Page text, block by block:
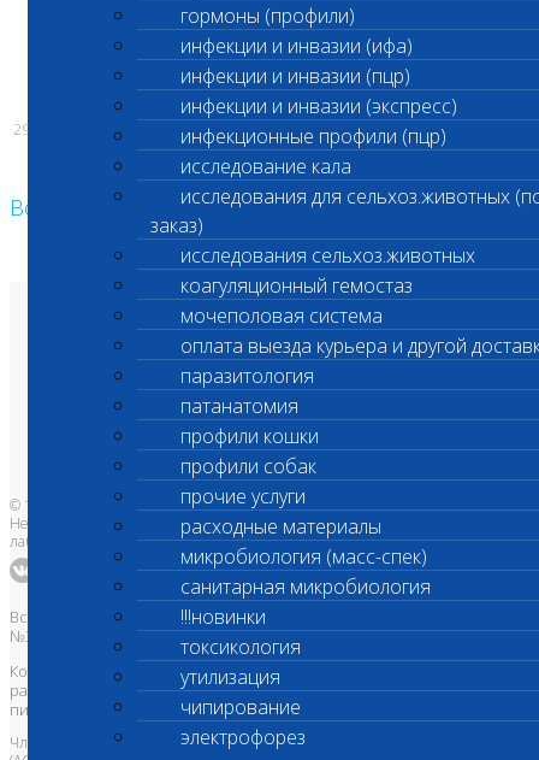
гормоны (профили)
инфекции и инвазии (ифа)
инфекции и инвазии (пцр)
инфекции и инвазии (экспресс)
инфекционные профили (пцр)
исследование кала
исследования для сельхоз.животных
заказ)
исследования сельхоз.животных
коагуляционный гемостаз
мочеполовая система
оплата выезда курьера и другой
паразитология
патанатомия
профили кошки
профили собак
прочие услуги
расходные материалы
микробиология (масс-спек)
санитарная микробиология
!!!новинки
токсикология
утилизация
чипирование
электрофорез
С уважением,
Администрация ООО «Шанс Био»
29.01.2024
Возврат к списку
О лаборатории
Анализы и цены
Ветеринарные центры
Владельцам
Врачам и клиникам
Бланки лаборатории
Банк донорской крови
Адреса лабораторий
© 1996-2026
Независимая ветеринарная
лаборатория Шанс Био
Все права защищены и охраняются законом. Товарный знак
№395740 от 2008 г. ООО "ШАНС БИО"
Копирование, тиражирование, а также использование материалов,
размещенных на сайтеwww.vetlab.ruвозможно только с
письменного разрешения Правообладателя
Член Национальной ветеринарной палаты